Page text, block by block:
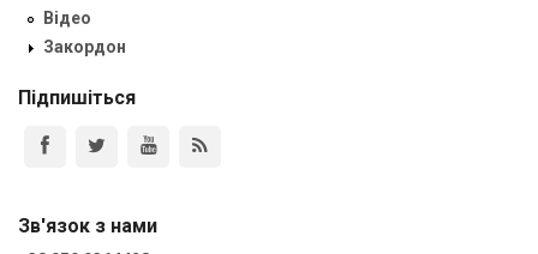
Відео
Закордон
Підпишіться
Зв'язок з нами